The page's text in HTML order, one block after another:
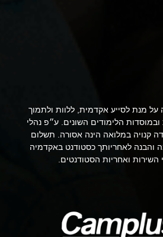
מנת לסייע אקדמית, ללוות ולתמוך
הלימודים השונים. ע״פ נהלי
קנויה במלואה הינה אסורה. תשלום
לאחריותך כסטודנט באקדמיה
השירות ואחריות הסטודנטים.